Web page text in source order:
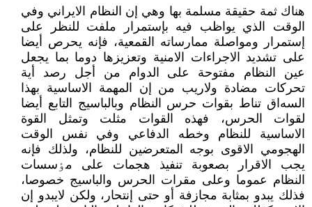
هناك ثمة حقيقة مسلمة بها وهي إن النظام الايراني وفي
الوقت الذي يواظب فيه بإستمرار ملفت للنظر على
إستمرار ومواصلة ممارساته القمعية، فإنه يحرص أيضا
على تشديد الاجراءات الامنية وتعزيزها دوما بما يجعل
عين النظام مفتوحة على الدوام من أجل رصد أية
تحرکات مضادة ولاريب من إن المهمة الاساسية بهذا
السەاق تناط بقوات حرس النظام وبالباسيج التابع أيضا
لقوات الحرس، فهذه القوات مثلت وتمثل القوة
الاساسية للنظام وخطه الدفاعي وفي نفس الوقت
الهجومي الاقوى بوجه المتعرضين للنظام، ولذلك فإنه
يجب الاقرار بصعوبة تنفيذ هجمات على مٶسسات
النظام عموما وعلى مقرات الحرس والباسيج خصوصا،
فذلك يبدو بمثابة مجازفة أو حتى إنتحار، ولکن لايبدو إن